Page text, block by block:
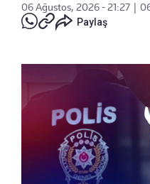
06 Ağustos, 2026 - 21:27
Paylaş